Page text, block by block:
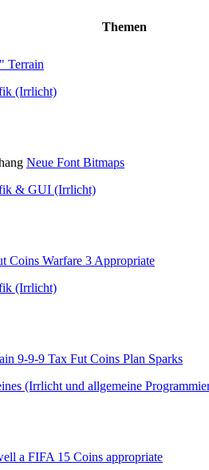
Themen
Terrain
(Irrlicht)
Neue Font Bitmaps
& GUI (Irrlicht)
Coins Warfare 3 Appropriate
(Irrlicht)
9-9-9 Tax Fut Coins Plan Sparks
(Irrlicht und allgemeine
a FIFA 15 Coins appropriate